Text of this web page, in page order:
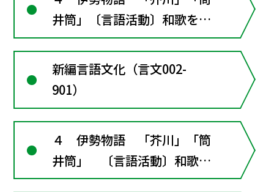
井筒」〔言語活動〕和歌を自
分の言葉で書き換える〔言語
活動〕『伊勢物語』と絵画・
工芸■古文の窓４･･･恋愛と
新編言語文化（言文002-
901）
４ 伊勢物語 「芥川」「筒
井筒」 〔言語活動〕和歌を
自分の言葉で書き換える